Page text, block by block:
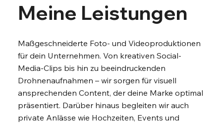
Meine Leistungen
Maßgeschneiderte Foto- und Videoproduktionen
für dein Unternehmen. Von kreativen Social-
Media-Clips bis hin zu beeindruckenden
Drohnenaufnahmen – wir sorgen für visuell
ansprechenden Content, der deine Marke optimal
präsentiert. Darüber hinaus begleiten wir auch
private Anlässe wie Hochzeiten, Events und